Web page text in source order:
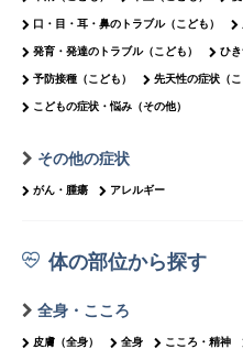
口・目・耳・鼻のトラブル（こども）
発育・発達のトラブル（こども） ひき
予防接種（こども） 先天性の症状（こ
こどもの症状・悩み（その他）
その他の症状
がん・腫瘍 アレルギー
体の部位から探す
全身・こころ
皮膚（全身） 全身 こころ・精神